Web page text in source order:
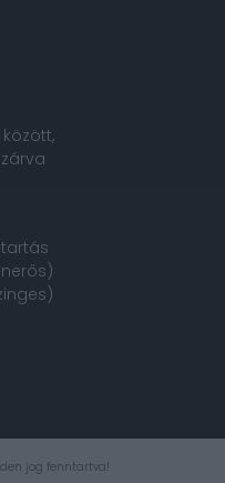
jog fenntartva!